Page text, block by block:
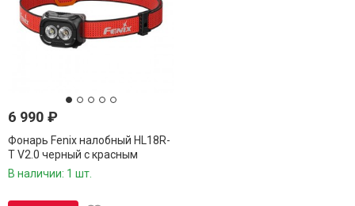
6 990 ₽
Фонарь Fenix налобный HL18R-
T V2.0 черный с красным
ремешком
В наличии: 1 шт.